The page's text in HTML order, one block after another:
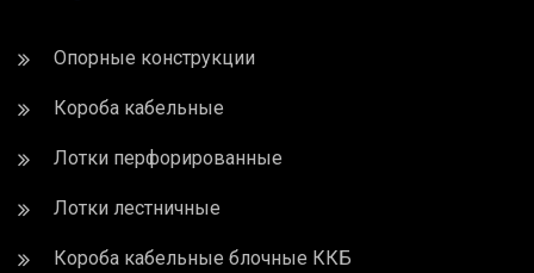
Опорные конструкции
Короба кабельные
Лотки перфорированные
Лотки лестничные
Короба кабельные блочные ККБ